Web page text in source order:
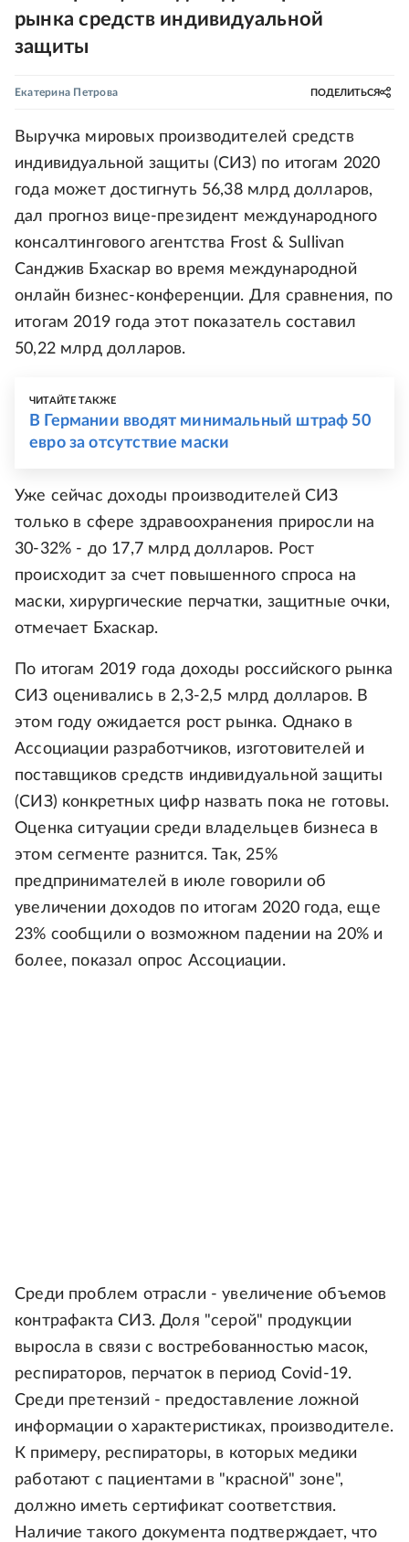
рынка средств индивидуальной
защиты
Екатерина Петрова ПОДЕЛИТЬСЯ
Выручка мировых производителей средств
индивидуальной защиты (СИЗ) по итогам 2020
года может достигнуть 56,38 млрд долларов,
дал прогноз вице-президент международного
консалтингового агентства Frost & Sullivan
Санджив Бхаскар во время международной
онлайн бизнес-конференции. Для сравнения, по
итогам 2019 года этот показатель составил
50,22 млрд долларов.
ЧИТАЙТЕ ТАКЖЕ
В Германии вводят минимальный штраф 50
евро за отсутствие маски
Уже сейчас доходы производителей СИЗ
только в сфере здравоохранения приросли на
30-32% - до 17,7 млрд долларов. Рост
происходит за счет повышенного спроса на
маски, хирургические перчатки, защитные очки,
отмечает Бхаскар.
По итогам 2019 года доходы российского рынка
СИЗ оценивались в 2,3-2,5 млрд долларов. В
этом году ожидается рост рынка. Однако в
Ассоциации разработчиков, изготовителей и
поставщиков средств индивидуальной защиты
(СИЗ) конкретных цифр назвать пока не готовы.
Оценка ситуации среди владельцев бизнеса в
этом сегменте разнится. Так, 25%
предпринимателей в июле говорили об
увеличении доходов по итогам 2020 года, еще
23% сообщили о возможном падении на 20% и
более, показал опрос Ассоциации.
Среди проблем отрасли - увеличение объемов
контрафакта СИЗ. Доля "серой" продукции
выросла в связи с востребованностью масок,
респираторов, перчаток в период Covid-19.
Среди претензий - предоставление ложной
информации о характеристиках, производителе.
К примеру, респираторы, в которых медики
работают с пациентами в "красной" зоне",
должно иметь сертификат соответствия.
Наличие такого документа подтверждает, что